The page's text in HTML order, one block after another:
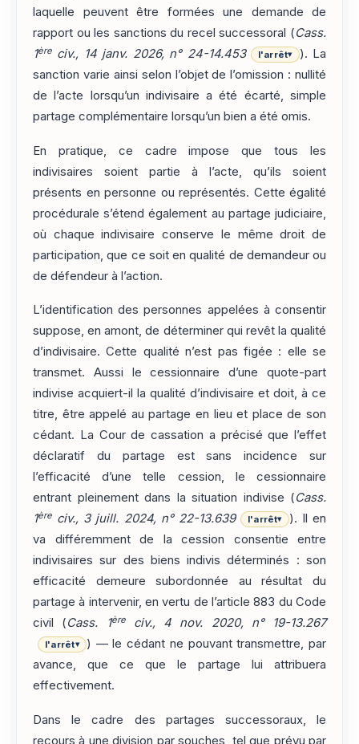
laquelle peuvent être formées une demande de
rapport ou les sanctions du recel successoral (Cass.
1ère civ., 14 janv. 2026, n° 24-14.453 l'arrêt▾
). La
sanction varie ainsi selon l’objet de l’omission : nullité
de l’acte lorsqu’un indivisaire a été écarté, simple
partage complémentaire lorsqu’un bien a été omis.
En pratique, ce cadre impose que tous les
indivisaires soient partie à l’acte, qu’ils soient
présents en personne ou représentés. Cette égalité
procédurale s’étend également au partage judiciaire,
où chaque indivisaire conserve le même droit de
participation, que ce soit en qualité de demandeur ou
de défendeur à l’action.
L’identification des personnes appelées à consentir
suppose, en amont, de déterminer qui revêt la qualité
d’indivisaire. Cette qualité n’est pas figée : elle se
transmet. Aussi le cessionnaire d’une quote-part
indivise acquiert-il la qualité d’indivisaire et doit, à ce
titre, être appelé au partage en lieu et place de son
cédant. La Cour de cassation a précisé que l’effet
déclaratif du partage est sans incidence sur
l’efficacité d’une telle cession, le cessionnaire
entrant pleinement dans la situation indivise (Cass.
1ère civ., 3 juill. 2024, n° 22-13.639 l'arrêt▾
). Il en
va différemment de la cession consentie entre
indivisaires sur des biens indivis déterminés : son
efficacité demeure subordonnée au résultat du
partage à intervenir, en vertu de l’article 883 du Code
civil (Cass. 1èreciv., 4 nov. 2020, n° 19-13.267
l'arrêt▾
) — le cédant ne pouvant transmettre, par
avance, que ce que le partage lui attribuera
effectivement.
Dans le cadre des partages successoraux, le
recours à une division par souches, tel que prévu par